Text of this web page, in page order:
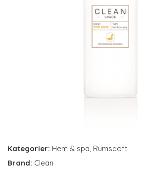
Kategorier: Hem & spa, Rumsdoft
Brand: Clean